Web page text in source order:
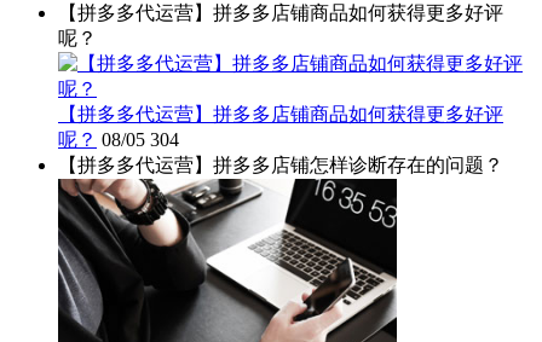
【拼多多代运营】拼多多店铺商品如何获得更多好评
呢？
【拼多多代运营】拼多多店铺商品如何获得更多好评
呢？ 08/05 304
【拼多多代运营】拼多多店铺怎样诊断存在的问题？